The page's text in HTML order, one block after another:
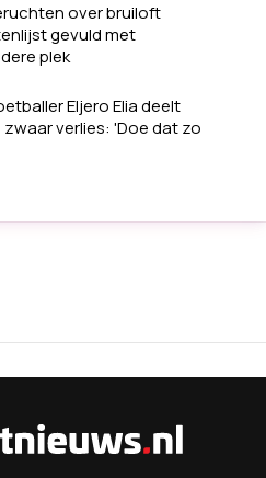
over bruiloft
gevuld met
plek
Eljero Elia deelt
verlies: 'Doe dat zo